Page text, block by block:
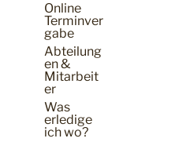
Online
Terminver
gabe
Abteilung
en &
Mitarbeit
er
Was
erledige
ich wo?